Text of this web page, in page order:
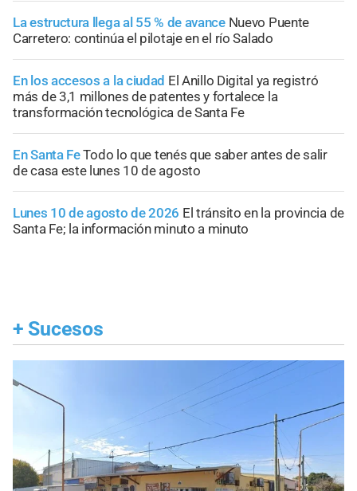
La estructura llega al 55 % de avance Nuevo Puente
Carretero: continúa el pilotaje en el río Salado
En los accesos a la ciudad El Anillo Digital ya registró
más de 3,1 millones de patentes y fortalece la
transformación tecnológica de Santa Fe
En Santa FeTodo lo que tenés que saber antes de salir
de casa este lunes 10 de agosto
Lunes 10 de agosto de 2026 El tránsito en la provincia de
Santa Fe; la información minuto a minuto
+ Sucesos